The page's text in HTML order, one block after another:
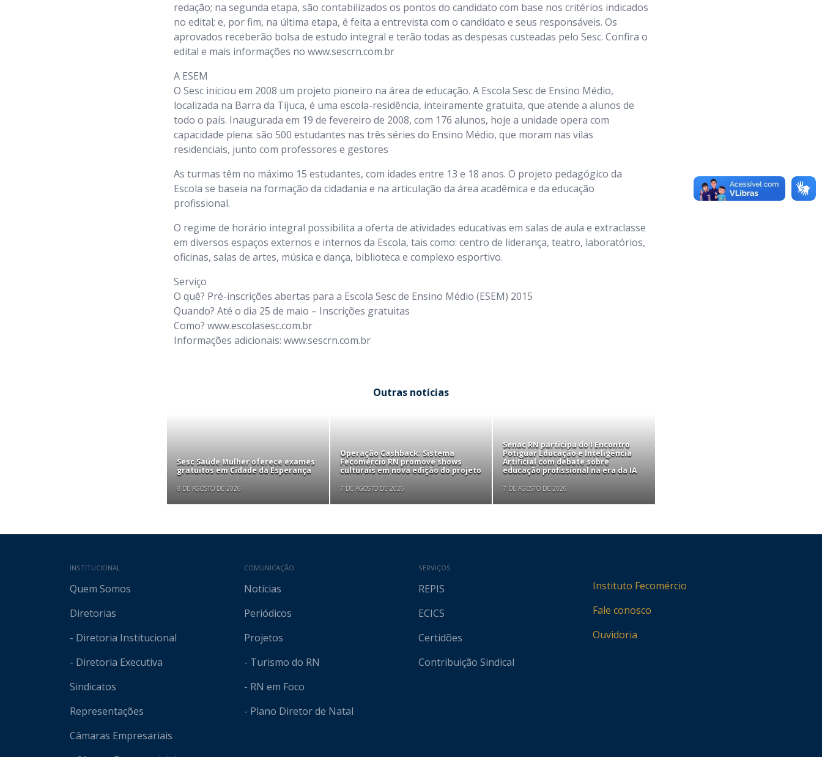
redação; na segunda etapa, são contabilizados os pontos do candidato com base nos critérios indicados
no edital; e, por fim, na última etapa, é feita a entrevista com o candidato e seus responsáveis. Os
aprovados receberão bolsa de estudo integral e terão todas as despesas custeadas pelo Sesc. Confira o
edital e mais informações no www.sescrn.com.br
A ESEM
O Sesc iniciou em 2008 um projeto pioneiro na área de educação. A Escola Sesc de Ensino Médio,
localizada na Barra da Tijuca, é uma escola-residência, inteiramente gratuita, que atende a alunos de
todo o país. Inaugurada em 19 de fevereiro de 2008, com 176 alunos, hoje a unidade opera com
capacidade plena: são 500 estudantes nas três séries do Ensino Médio, que moram nas vilas
residenciais, junto com professores e gestores
As turmas têm no máximo 15 estudantes, com idades entre 13 e 18 anos. O projeto pedagógico da
Escola se baseia na formação da cidadania e na articulação da área acadêmica e da educação
profissional.
O regime de horário integral possibilita a oferta de atividades educativas em salas de aula e extraclasse
em diversos espaços externos e internos da Escola, tais como: centro de liderança, teatro, laboratórios,
oficinas, salas de artes, música e dança, biblioteca e complexo esportivo.
Serviço
O quê? Pré-inscrições abertas para a Escola Sesc de Ensino Médio (ESEM) 2015
Quando? Até o dia 25 de maio – Inscrições gratuitas
Como? www.escolasesc.com.br
Informações adicionais: www.sescrn.com.br
Outras notícias
Sesc Saúde Mulher oferece exames
gratuitos em Cidade da Esperança
8 DE AGOSTO DE 2026
Operação Cashback: Sistema
Fecomércio RN promove shows
culturais em nova edição do projeto
7 DE AGOSTO DE 2026
Senac RN participa do I Encontro
Potiguar Educação e Inteligência
Artificial com debate sobre
educação profissional na era da IA
7 DE AGOSTO DE 2026
Mapa do site
INSTITUCIONAL
Quem Somos
Diretorias
- Diretoria Institucional
- Diretoria Executiva
Sindicatos
Representações
Câmaras Empresariais
COMUNICAÇÃO
Notícias
Periódicos
Projetos
- Turismo do RN
- RN em Foco
- Plano Diretor de Natal
SERVIÇOS
REPIS
ECICS
Certidões
Contribuição Sindical
Instituto Fecomércio
Fale conosco
Ouvidoria